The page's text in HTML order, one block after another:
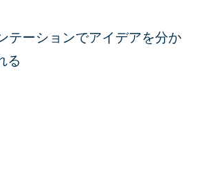
テーションでアイデアを分か
る